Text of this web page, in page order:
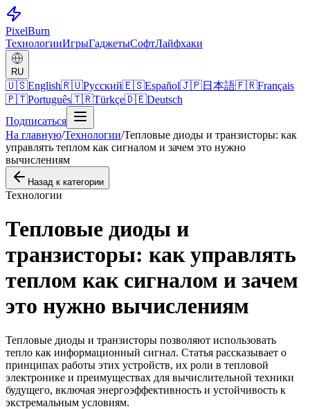
PixelBurn
ТехнологииИгрыГаджетыСофтЛайфхаки
RU
🇺🇸English🇷🇺Русский🇪🇸Español🇯🇵日本語🇫🇷Français
🇵🇹Português🇹🇷Türkçe🇩🇪Deutsch
Подписаться
На главную/Технологии/Тепловые диоды и транзисторы: как
управлять теплом как сигналом и зачем это нужно
вычислениям
Назад к категории
Технологии
Тепловые диоды и
транзисторы: как управлять
теплом как сигналом и зачем
это нужно вычислениям
Тепловые диоды и транзисторы позволяют использовать
тепло как информационный сигнал. Статья рассказывает о
принципах работы этих устройств, их роли в тепловой
электронике и преимуществах для вычислительной техники
будущего, включая энергоэффективность и устойчивость к
экстремальным условиям.